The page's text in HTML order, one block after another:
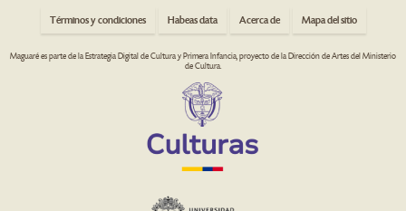
Términos y condiciones Habeas data Acerca de Mapa del sitio
Maguaré es parte de la Estrategia Digital de Cultura y Primera Infancia, proyecto de la Dirección de Artes del Ministerio
de Cultura.